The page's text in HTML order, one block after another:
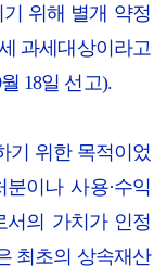
위해 별개 약정
과세대상이라고
18일 선고).
기 위한 목적이었
이나 사용·수익
서의 가치가 인정
최초의 상속재산